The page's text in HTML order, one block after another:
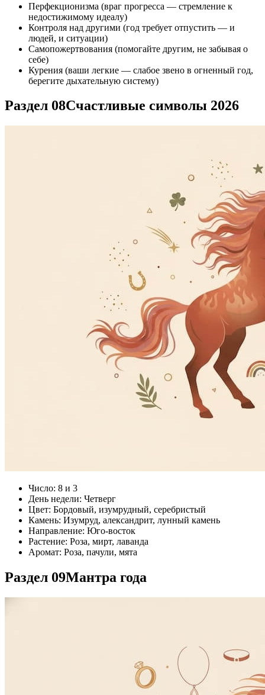
Перфекционизма (враг прогресса — стремление к
недостижимому идеалу)
Контроля над другими (год требует отпустить — и
людей, и ситуации)
Самопожертвования (помогайте другим, не забывая о
себе)
Курения (ваши легкие — слабое звено в огненный год,
берегите дыхательную систему)
Раздел 08Счастливые символы 2026
Число: 8 и 3
День недели: Четверг
Цвет: Бордовый, изумрудный, серебристый
Камень: Изумруд, александрит, лунный камень
Направление: Юго-восток
Растение: Роза, мирт, лаванда
Аромат: Роза, пачули, мята
Раздел 09Мантра года